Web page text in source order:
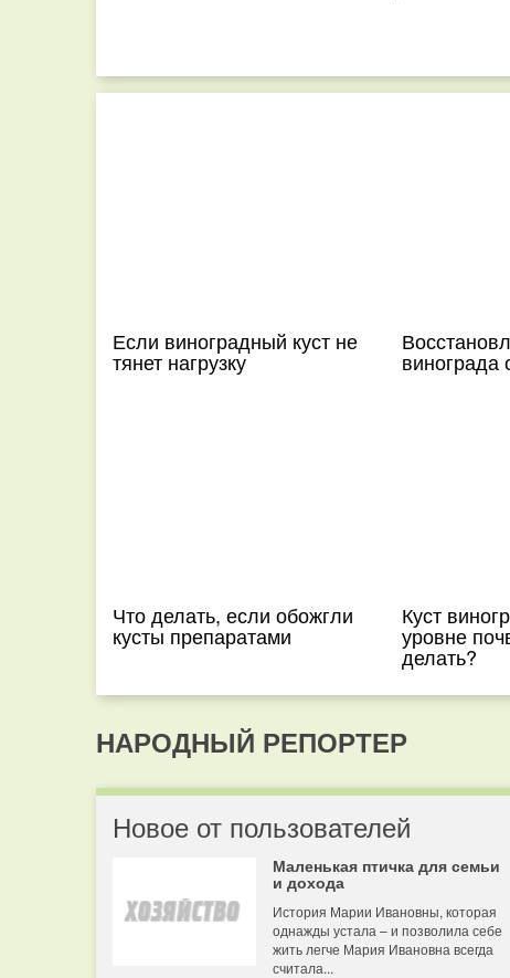
Если виноградный куст не
тянет нагрузку винограда
Что делать, если обожгли
кусты препаратами
Куст
уровне
делать?
НАРОДНЫЙ РЕПОРТЕР
Новое от пользователей
Маленькая птичка для семьи
и дохода
История Марии Ивановны, которая
однажды устала – и позволила себе
жить легче Мария Ивановна всегда
считала...